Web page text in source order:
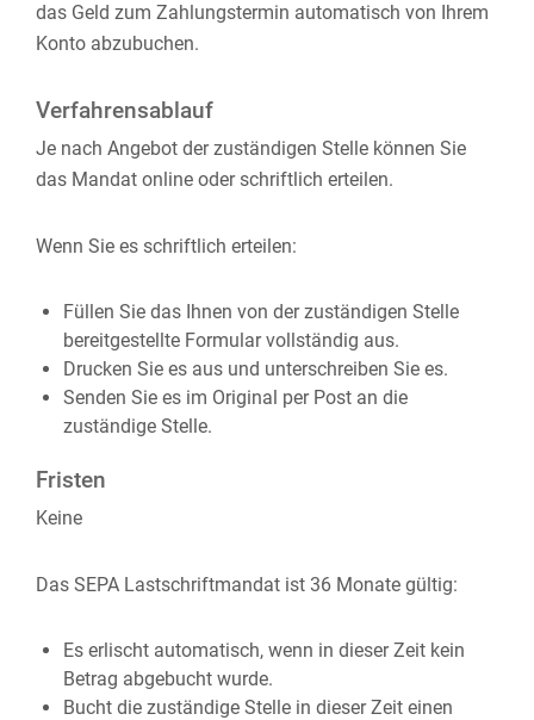
das Geld zum Zahlungstermin automatisch von Ihrem
Konto abzubuchen.
Verfahrensablauf
Je nach Angebot der zuständigen Stelle können Sie
das Mandat online oder schriftlich erteilen.
Wenn Sie es schriftlich erteilen:
Füllen Sie das Ihnen von der zuständigen Stelle
bereitgestellte Formular vollständig aus.
Drucken Sie es aus und unterschreiben Sie es.
Senden Sie es im Original per Post an die
zuständige Stelle.
Fristen
Keine
Das SEPA Lastschriftmandat ist 36 Monate gültig:
Es erlischt automatisch, wenn in dieser Zeit kein
Betrag abgebucht wurde.
Bucht die zuständige Stelle in dieser Zeit einen